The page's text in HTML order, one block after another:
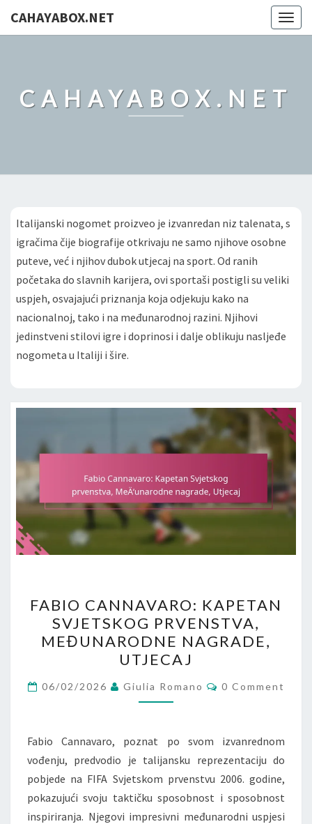
CAHAYABOX.NET
CAHAYABOX.NET
Italijanski nogomet proizveo je izvanredan niz talenata, s
igračima čije biografije otkrivaju ne samo njihove osobne
puteve, već i njihov dubok utjecaj na sport. Od ranih
početaka do slavnih karijera, ovi sportaši postigli su veliki
uspjeh, osvajajući priznanja koja odjekuju kako na
nacionalnoj, tako i na međunarodnoj razini. Njihovi
jedinstveni stilovi igre i doprinosi i dalje oblikuju nasljeđe
nogometa u Italiji i šire.
CANNAVARO:
KAPETAN
SVJETSKOG
PRVENSTVA,
MEĐUNARODNE
NAGRADE,
FABIO CANNAVARO: KAPETAN
SVJETSKOG PRVENSTVA,
MEĐUNARODNE NAGRADE,
UTJECAJ
06/02/2026 Giulia Romano Comments
0 Comment
Fabio Cannavaro, poznat po svom izvanrednom
vođenju, predvodio je talijansku reprezentaciju do
pobjede na FIFA Svjetskom prvenstvu 2006. godine,
pokazujući svoju taktičku sposobnost i sposobnost
inspiriranja. Njegovi impresivni međunarodni uspjesi